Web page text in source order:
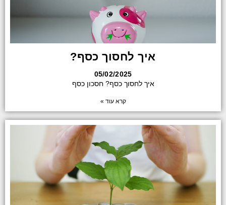
איך לחסוך כסף?
05/02/2025
איך לחסוך כסף? חסכון כסף
קרא עוד »